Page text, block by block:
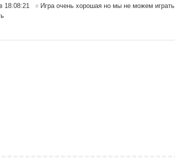
18:08:21 # Игра очень хорошая но мы не можем играть